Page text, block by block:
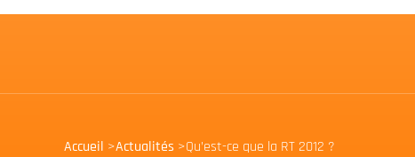
Accueil >Actualités >Qu’est-ce que la RT 2012 ?